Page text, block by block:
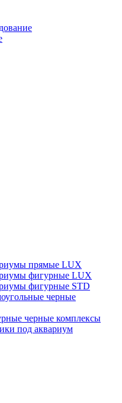
прямые LUX
фигурные LUX
фигурные STD
черные
черные комплексы
под аквариум